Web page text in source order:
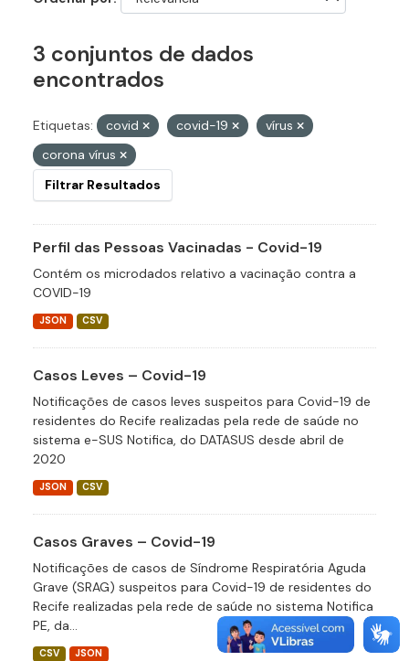
3 conjuntos de dados
encontrados
Etiquetas: covid covid-19
vírus
corona vírus
Filtrar Resultados
Perfil das Pessoas Vacinadas - Covid-19
Contém os microdados relativo a vacinação contra a
COVID-19
JSON CSV
Casos Leves – Covid-19
Notificações de casos leves suspeitos para Covid-19 de
residentes do Recife realizadas pela rede de saúde no
sistema e-SUS Notifica, do DATASUS desde abril de
2020
JSON CSV
Casos Graves – Covid-19
Notificações de casos de Síndrome Respiratória Aguda
Grave (SRAG) suspeitos para Covid-19 de residentes do
Recife realizadas pela rede de saúde no sistema Notifica
PE, da...
CSV JSON